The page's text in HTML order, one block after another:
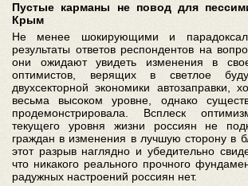
Пустые карманы не повод для
Крым
Не менее шокирующими и
результаты ответов респондентов на
они ожидают увидеть изменения в
оптимистов, верящих в светлое
двухсекторной экономики автозаправки,
весьма высоком уровне, однако
продемонстрировала. Всплеск
текущего уровня жизни россиян не
граждан в изменения в лучшую сторону в
этот разрыв наглядно и убедительно
что никакого реального прочного
радужных настроений россиян нет.